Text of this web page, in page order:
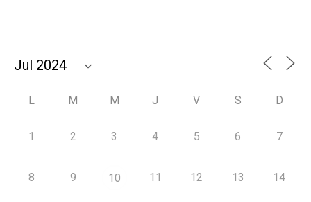
L M M J V S D
1 2 3 4 5 6 7
8 9 10 11 12 13 14